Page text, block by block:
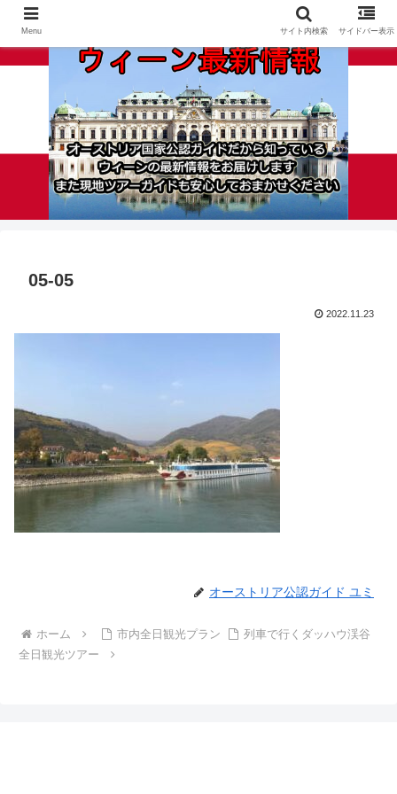
05-05
2022.11.23
オーストリア公認ガイド ユミ
ホーム 市内全日観光プラン
列車で行くダッハウ渓谷
全日観光ツアー
Menu サイト内検索 サイドバー表示